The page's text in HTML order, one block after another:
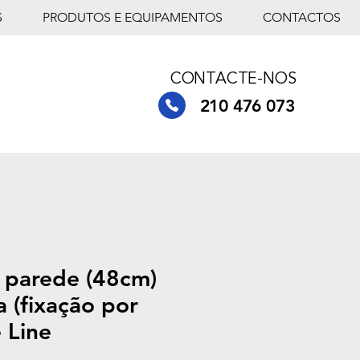
PRODUTOS E EQUIPAMENTOS CONTACTOS
CONTACTE-NOS
210 476 073
(48cm)
(fixação por
Line